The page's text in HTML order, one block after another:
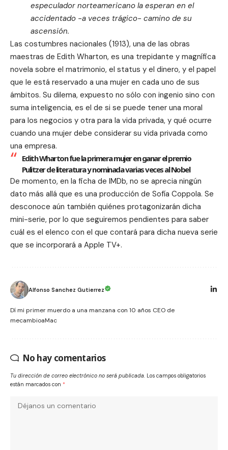
especulador norteamericano la esperan en el
accidentado -a veces trágico- camino de su
ascensión.
Las costumbres nacionales (1913), una de las obras
maestras de Edith Wharton, es una trepidante y magnífica
novela sobre el matrimonio, el status y el dinero, y el papel
que le está reservado a una mujer en cada uno de sus
ámbitos. Su dilema, expuesto no sólo con ingenio sino con
suma inteligencia, es el de si se puede tener una moral
para los negocios y otra para la vida privada, y qué ocurre
cuando una mujer debe considerar su vida privada como
una empresa.
Edith Wharton fue la primera mujer en ganar el premio
Pulitzer de literatura y nominada varias veces al Nobel
De momento, en la ficha de IMDb, no se aprecia ningún
dato más allá que es una producción de Sofía Coppola. Se
desconoce aún también quiénes protagonizarán dicha
mini-serie, por lo que seguiremos pendientes para saber
cuál es el elenco con el que contará para dicha nueva serie
que se incorporará a Apple TV+.
Alfonso Sanchez Gutierrez
Dí mi primer muerdo a una manzana con 10 años CEO de
mecambioaMac
No hay comentarios
Tu dirección de correo electrónico no será publicada. Los campos obligatorios
están marcados con *